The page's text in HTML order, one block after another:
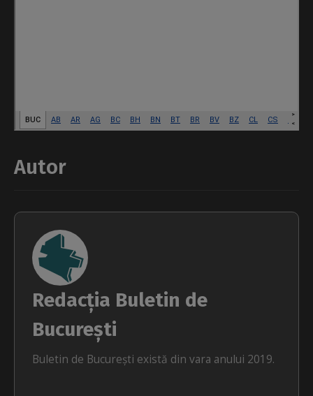
Autor
Redacția Buletin de
București
Buletin de București există din vara anului 2019.